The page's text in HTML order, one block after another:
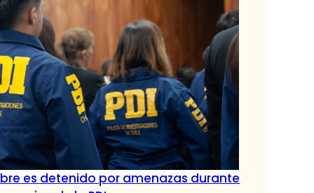
es detenido por amenazas durante